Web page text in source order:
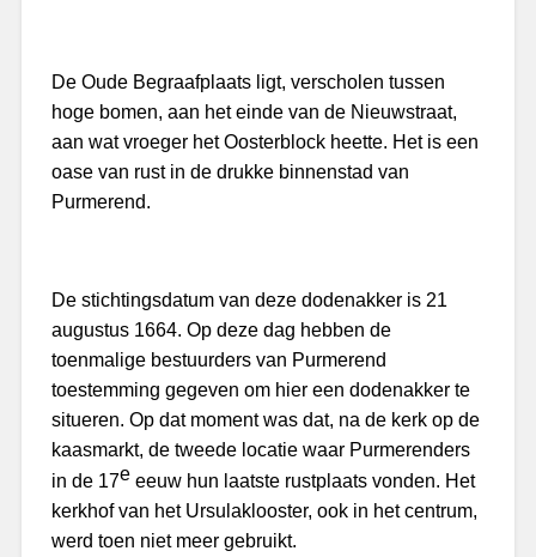
De Oude Begraafplaats ligt, verscholen tussen
hoge bomen, aan het einde van de Nieuwstraat,
aan wat vroeger het Oosterblock heette. Het is een
oase van rust in de drukke binnenstad van
Purmerend.
De stichtingsdatum van deze dodenakker is 21
augustus 1664. Op deze dag hebben de
toenmalige bestuurders van Purmerend
toestemming gegeven om hier een dodenakker te
situeren. Op dat moment was dat, na de kerk op de
kaasmarkt, de tweede locatie waar Purmerenders
in de 17eeeuw hun laatste rustplaats vonden. Het
kerkhof van het Ursulaklooster, ook in het centrum,
werd toen niet meer gebruikt.